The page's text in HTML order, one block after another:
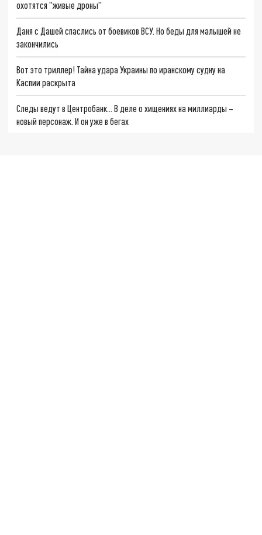
охотятся "живые дроны"
Даня с Дашей спаслись от боевиков ВСУ. Но беды для малышей не
закончились
Вот это триллер! Тайна удара Украины по иранскому судну на
Каспии раскрыта
Следы ведут в Центробанк… В деле о хищениях на миллиарды –
новый персонаж. И он уже в бегах